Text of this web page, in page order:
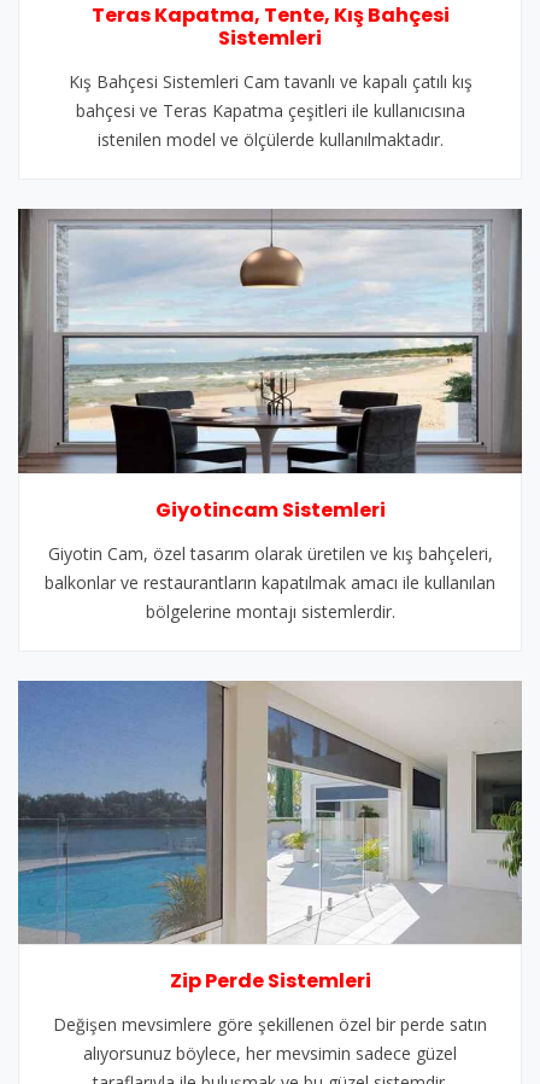
Teras Kapatma, Tente, Kış Bahçesi
Sistemleri
Kış Bahçesi Sistemleri Cam tavanlı ve kapalı çatılı kış
bahçesi ve Teras Kapatma çeşitleri ile kullanıcısına
istenilen model ve ölçülerde kullanılmaktadır.
Giyotincam Sistemleri
Giyotin Cam, özel tasarım olarak üretilen ve kış bahçeleri,
balkonlar ve restaurantların kapatılmak amacı ile kullanılan
bölgelerine montajı sistemlerdir.
Zip Perde Sistemleri
Değişen mevsimlere göre şekillenen özel bir perde satın
alıyorsunuz böylece, her mevsimin sadece güzel